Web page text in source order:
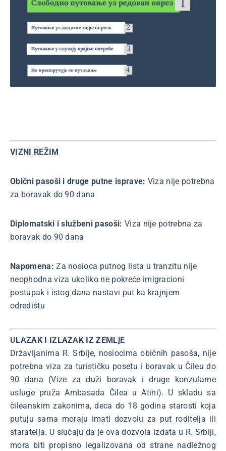
VIZNI REŽIM
Obični pasoši i druge putne isprave: Viza nije potrebna
za boravak do 90 dana
Diplomatski i službeni pasoši: Viza nije potrebna za
boravak do 90 dana
Napomena:Za nosioca putnog lista u tranzitu nije
neophodna viza ukoliko ne pokreće imigracioni
postupak i istog dana nastavi put ka krajnjem
odredištu
ULAZAK I IZLAZAK IZ ZEMLjE
Državljanima R. Srbije, nosiocima običnih pasoša, nije
potrebna viza za turističku posetu i boravak u Čileu do
90 dana (Vize za duži boravak i druge konzularne
usluge pruža Ambasada Čilea u Atini). U skladu sa
čileanskim zakonima, deca do 18 godina starosti koja
putuju sama moraju imati dozvolu za put roditelja ili
staratelja. U slučaju da je ova dozvola izdata u R. Srbiji,
mora biti propisno legalizovana od strane nadležnog